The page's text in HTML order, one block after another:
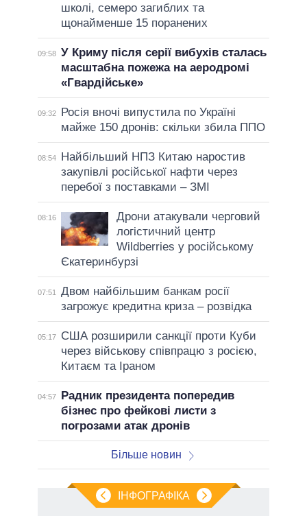
школі, семеро загиблих та
щонайменше 15 поранених
09:58 У Криму після серії вибухів сталась
масштабна пожежа на аеродромі
«Гвардійське»
09:32
Росія вночі випустила по Україні
майже 150 дронів: скільки збила ППО
08:54
Найбільший НПЗ Китаю наростив
закупівлі російської нафти через
перебої з поставками – ЗМІ
08:16
Дрони атакували черговий
логістичний центр
Wildberries у російському
Єкатеринбурзі
07:51
Двом найбільшим банкам росії
загрожує кредитна криза – розвідка
05:17
США розширили санкції проти Куби
через військову співпрацю з росією,
Китаєм та Іраном
04:57
Радник президента попередив
бізнес про фейкові листи з
погрозами атак дронів
Більше новин
ІНФОГРАФІКА